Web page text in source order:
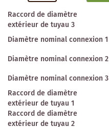
Raccord de diamètre
extérieur de tuyau 3
Diamètre nominal connexion 1
Diamètre nominal connexion 2
Diamètre nominal connexion 3
Raccord de diamètre
extérieur de tuyau 1
Raccord de diamètre
extérieur de tuyau 2